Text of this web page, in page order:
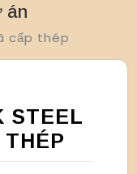
án
cấp thép
STEEL